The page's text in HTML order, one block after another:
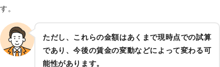
す。
ただし、これらの金額はあくまで現時点での試算
であり、今後の賃金の変動などによって変わる可
能性があります。